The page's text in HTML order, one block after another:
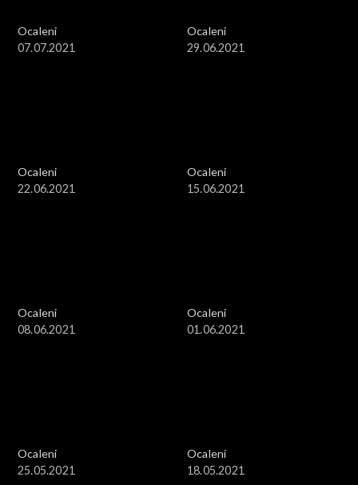
Ocaleni
07.07.2021
Ocaleni
29.06.2021
Ocaleni
22.06.2021
Ocaleni
15.06.2021
Ocaleni
08.06.2021
Ocaleni
01.06.2021
Ocaleni
25.05.2021
Ocaleni
18.05.2021